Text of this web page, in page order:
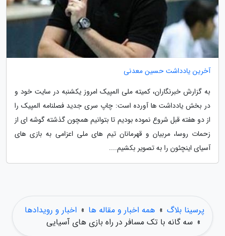
آخرین یادداشت حسین معدنی
به گزارش خبرنگاران، کمیته ملی المپیک امروز یکشنبه در سایت خود و
در بخش یادداشت ها آورده است: چاپ سری جدید فصلنامه المپیک را
از دو هفته قبل شروع نموده بودیم تا بتوانیم همچون گذشته گوشه ای از
زحمات روسا، مربیان و قهرمانان تیم های ملی اعزامی به بازی های
آسیای اینچئون را به تصویر بکشیم....
پرسینا بلاگ » همه اخبار و مقاله ها » اخبار و رویدادها
» سه گانه با تک مسافر در راه بازی های آسیایی